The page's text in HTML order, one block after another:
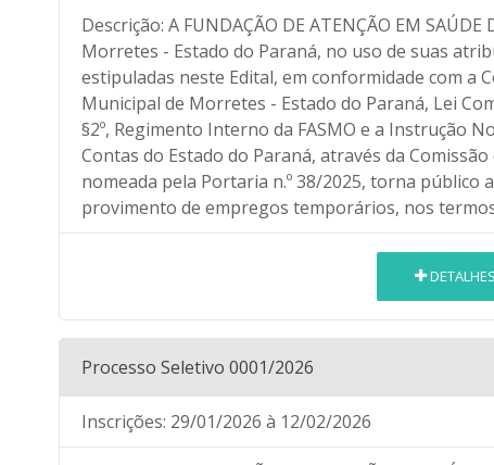
Descrição: A FUNDAÇÃO DE ATENÇÃO EM
Morretes - Estado do Paraná, no uso de suas
estipuladas neste Edital, em conformidade com a
Municipal de Morretes - Estado do Paraná, Lei
§2º, Regimento Interno da FASMO e a Instrução
Contas do Estado do Paraná, através da
nomeada pela Portaria n.º 38/2025, torna público
provimento de empregos temporários, nos
DETALHES
Processo Seletivo 0001/2026
Inscrições: 29/01/2026 à 12/02/2026